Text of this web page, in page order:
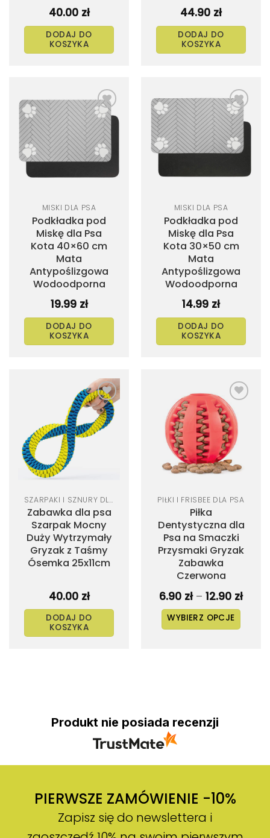
40.00 zł
DODAJ DO
KOSZYKA
44.90 zł
DODAJ DO
KOSZYKA
MISKI DLA PSA
Podkładka pod
Miskę dla Psa
Kota 40×60 cm
Mata
Antypoślizgowa
Wodoodporna
19.99 zł
DODAJ DO
KOSZYKA
MISKI DLA PSA
Podkładka pod
Miskę dla Psa
Kota 30×50 cm
Mata
Antypoślizgowa
Wodoodporna
14.99 zł
DODAJ DO
KOSZYKA
SZARPAKI I SZNURY DLA PSA
Zabawka dla psa
Szarpak Mocny
Duży Wytrzymały
Gryzak z Taśmy
Ósemka 25x11cm
40.00 zł
DODAJ DO
KOSZYKA
PIŁKI I FRISBEE DLA PSA
Piłka
Dentystyczna dla
Psa na Smaczki
Przysmaki Gryzak
Zabawka
Czerwona
6.90 zł – 12.90 zł
WYBIERZ OPCJE
można
wybrać
produktu
Produkt nie posiada recenzji
PIERWSZE ZAMÓWIENIE -10%
Zapisz się do newslettera i